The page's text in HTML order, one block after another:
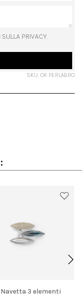
PRIVACY.
SKU: OR PERLABRO
Navetta 3 elementi